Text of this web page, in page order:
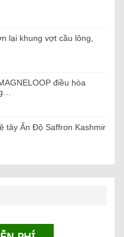
lại khung vợt cầu lông,
điều hòa
tây Ấn Độ Saffron Kashmir